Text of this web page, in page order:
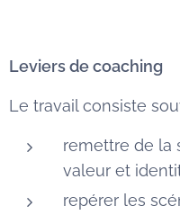
Leviers de coaching
Le travail consiste
remettre de la
valeur et
repérer les